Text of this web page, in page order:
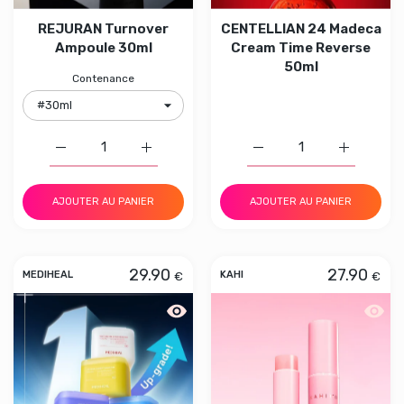
REJURAN Turnover
Ampoule 30ml
Contenance
Augmenter la quantité de REJURAN
Augmenter la quantité de REJURAN Turnover Ampoule
AJOUTER AU PANIER
CENTELLIAN 24 Madeca
Cream Time Reverse
50ml
Augmenter la quantité
AJOUTER AU PANIER
MEDIHEAL 29.90 €
Aperçu rapide MEDIHEAL Pad
KAHI 27.90 €